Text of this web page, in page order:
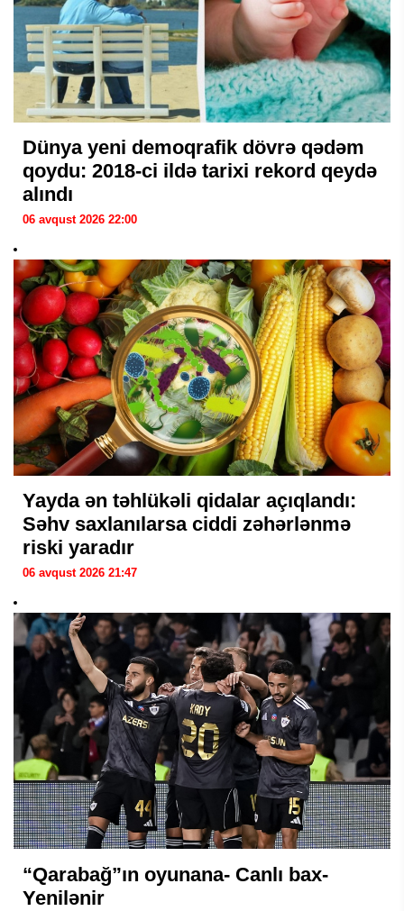
Dünya yeni demoqrafik dövrə qədəm
qoydu: 2018-ci ildə tarixi rekord qeydə
alındı
06 avqust 2026 22:00
Yayda ən təhlükəli qidalar açıqlandı:
Səhv saxlanılarsa ciddi zəhərlənmə
riski yaradır
06 avqust 2026 21:47
“Qarabağ”ın oyunana- Canlı bax-
Yenilənir